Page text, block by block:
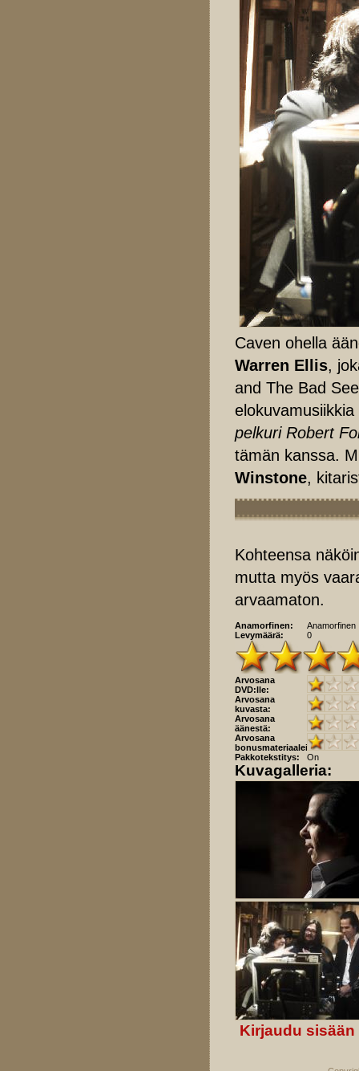
Caven ohella
Warren Ellis,
and The Bad
elokuvamusiikkia
pelkuri Robert
tämän kanssa.
Winstone,
Kohteensa
mutta myös
arvaamaton.
Anamorfinen:
Anamorfinen
Levymäärä:
0
Arvosana
DVD:lle:
Arvosana
kuvasta:
Arvosana
äänestä:
Arvosana
bonusmateriaaleista:
Pakkotekstitys:
On
Kuvagalleria:
Kirjaudu sisään